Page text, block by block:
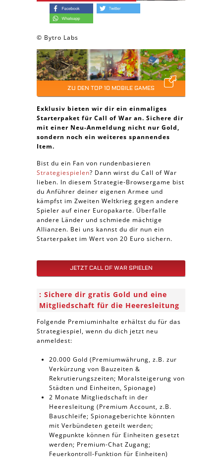
© Bytro Labs
ZU DEN TOP 10 MOBILE GAMES
Exklusiv bieten wir dir ein einmaliges
Starterpaket für Call of War an. Sichere dir
mit einer Neu-Anmeldung nicht nur Gold,
sondern noch ein weiteres spannendes
Item.
Bist du ein Fan von rundenbasieren
Strategiespielen? Dann wirst du Call of War
lieben. In diesem Strategie-Browsergame bist
du Anführer deiner eigenen Armee und
kämpfst im Zweiten Weltkrieg gegen andere
Spieler auf einer Europakarte. Überfalle
andere Länder und schmiede mächtige
Allianzen. Bei uns kannst du dir nun ein
Starterpaket im Wert von 20 Euro sichern.
JETZT CALL OF WAR SPIELEN
Sichere dir gratis Gold und eine
Mitgliedschaft für die Heeresleitung
Folgende Premiuminhalte erhältst du für das
Strategiespiel, wenn du dich jetzt neu
anmeldest:
20.000 Gold (Premiumwährung, z.B. zur
Verkürzung von Bauzeiten &
Rekrutierungszeiten; Moralsteigerung von
Städten und Einheiten, Spionage)
2 Monate Mitgliedschaft in der
Heeresleitung (Premium Account, z.B.
Bauschleife; Spionageberichte könnten
mit Verbündeten geteilt werden;
Wegpunkte können für Einheiten gesetzt
werden; Premium-Chat Zugang;
Feuerkontroll-Funktion für Einheiten)